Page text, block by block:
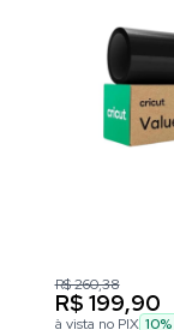
R$ 260,38
R$ 199,90
à vista no PIX 10